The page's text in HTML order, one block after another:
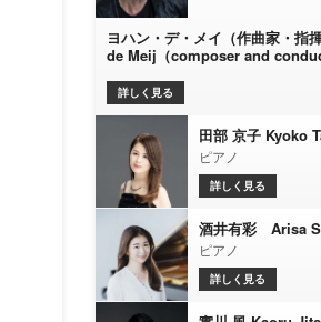
ヨハン・デ・メイ（作曲家・指
de Meij（composer and
詳しく見る
田部 京子 Kyoko
ピアノ
詳しく見る
酒井有彩 Arisa
ピアノ
詳しく見る